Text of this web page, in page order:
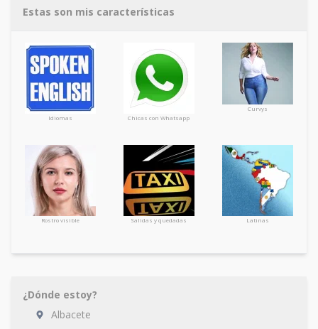
Estas son mis características
Idiomas Chicas con Whatsapp
Curvys
Rostro visible Salidas y quedadas Latinas
¿Dónde estoy?
Albacete